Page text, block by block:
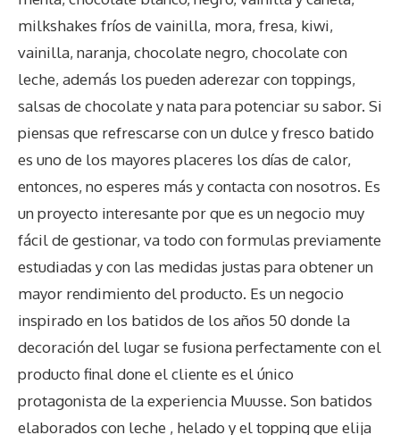
milkshakes fríos de vainilla, mora, fresa, kiwi,
vainilla, naranja, chocolate negro, chocolate con
leche, además los pueden aderezar con toppings,
salsas de chocolate y nata para potenciar su sabor. Si
piensas que refrescarse con un dulce y fresco batido
es uno de los mayores placeres los días de calor,
entonces, no esperes más y contacta con nosotros. Es
un proyecto interesante por que es un negocio muy
fácil de gestionar, va todo con formulas previamente
estudiadas y con las medidas justas para obtener un
mayor rendimiento del producto. Es un negocio
inspirado en los batidos de los años 50 donde la
decoración del lugar se fusiona perfectamente con el
producto final done el cliente es el único
protagonista de la experiencia Muusse. Son batidos
elaborados con leche , helado y el topping que elija